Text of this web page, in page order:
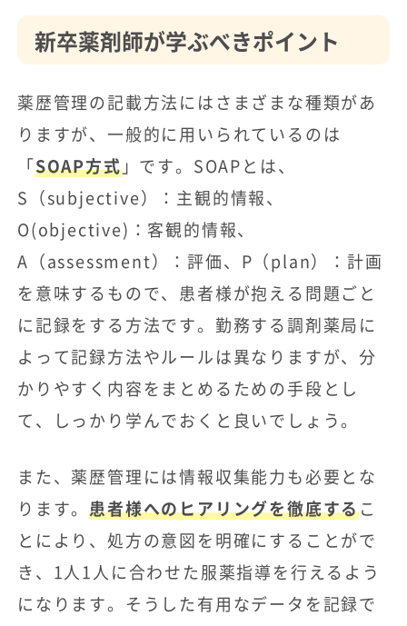
新卒薬剤師が学ぶべきポイント
薬歴管理の記載方法にはさまざまな種類があ
りますが、一般的に用いられているのは
「SOAP方式」です。SOAPとは、
S（subjective）：主観的情報、
O(objective)：客観的情報、
A（assessment）：評価、P（plan）：計画
を意味するもので、患者様が抱える問題ごと
に記録をする方法です。勤務する調剤薬局に
よって記録方法やルールは異なりますが、分
かりやすく内容をまとめるための手段とし
て、しっかり学んでおくと良いでしょう。
また、薬歴管理には情報収集能力も必要とな
ります。患者様へのヒアリングを徹底するこ
とにより、処方の意図を明確にすることがで
き、1人1人に合わせた服薬指導を行えるよう
になります。そうした有用なデータを記録で